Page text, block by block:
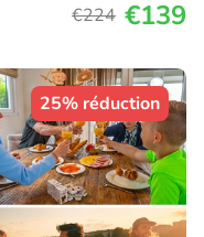
€224 €139
25% réduction